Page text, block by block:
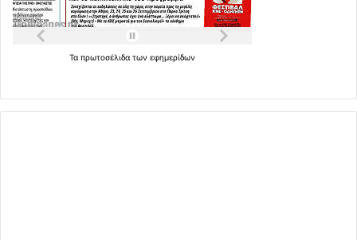
Τα πρωτοσέλιδα των εφημερίδων